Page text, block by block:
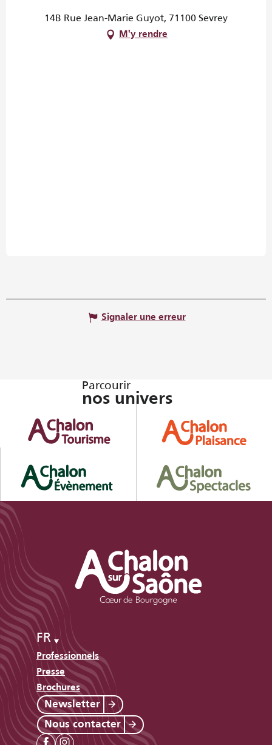
14B Rue Jean-Marie Guyot, 71100 Sevrey
M'y rendre
Signaler une erreur
Parcourir
nos univers
FR
Professionnels
Presse
Brochures
Newsletter
Nous contacter